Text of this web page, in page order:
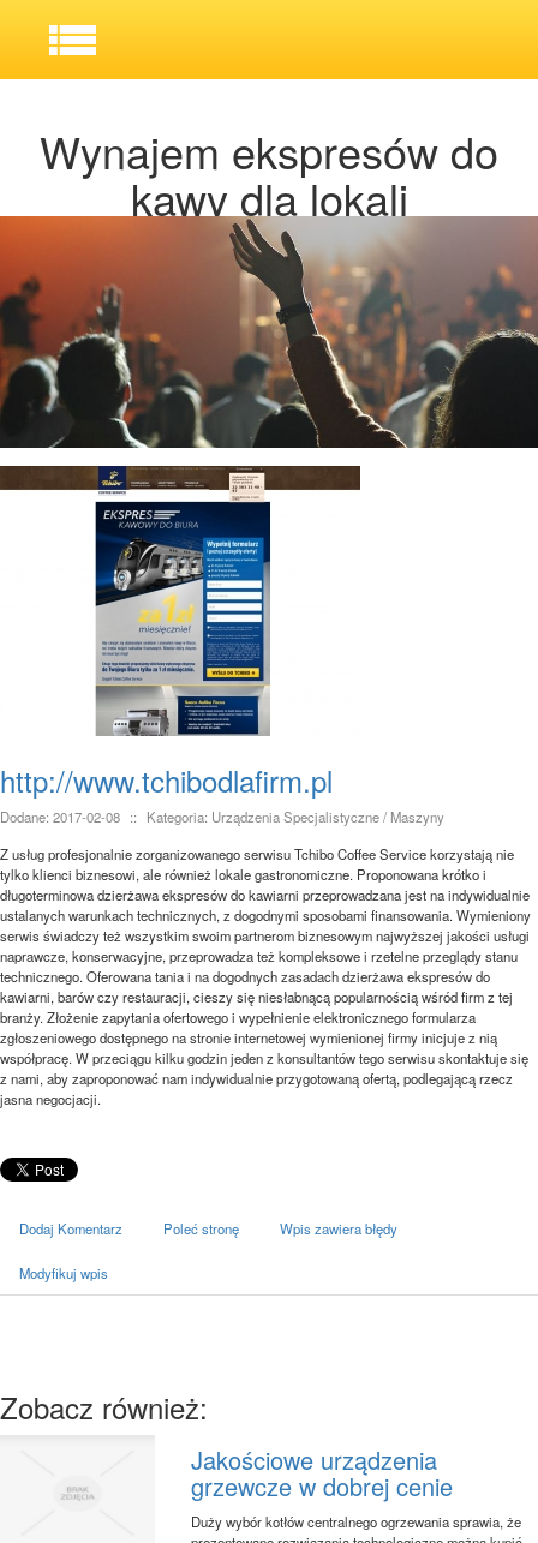
Wynajem ekspresów do
kawy dla lokali
gastronomicznych
http://www.tchibodlafirm.pl
Dodane: 2017-02-08 ::
Kategoria: Urządzenia Specjalistyczne / Maszyny
Z usług profesjonalnie zorganizowanego serwisu Tchibo Coffee Service korzystają nie
tylko klienci biznesowi, ale również lokale gastronomiczne. Proponowana krótko i
długoterminowa dzierżawa ekspresów do kawiarni przeprowadzana jest na indywidualnie
ustalanych warunkach technicznych, z dogodnymi sposobami finansowania. Wymieniony
serwis świadczy też wszystkim swoim partnerom biznesowym najwyższej jakości usługi
naprawcze, konserwacyjne, przeprowadza też kompleksowe i rzetelne przeglądy stanu
technicznego. Oferowana tania i na dogodnych zasadach dzierżawa ekspresów do
kawiarni, barów czy restauracji, cieszy się niesłabnącą popularnością wśród firm z tej
branży. Złożenie zapytania ofertowego i wypełnienie elektronicznego formularza
zgłoszeniowego dostępnego na stronie internetowej wymienionej firmy inicjuje z nią
współpracę. W przeciągu kilku godzin jeden z konsultantów tego serwisu skontaktuje się
z nami, aby zaproponować nam indywidualnie przygotowaną ofertą, podlegającą rzecz
jasna negocjacji.
Dodaj Komentarz Poleć stronę Wpis zawiera błędy
Modyfikuj wpis
Zobacz również:
Jakościowe urządzenia
grzewcze w dobrej cenie
Duży wybór kotłów centralnego ogrzewania sprawia, że